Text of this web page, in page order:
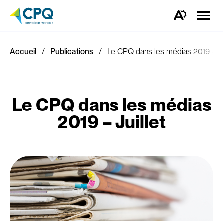
Ouvrez
d'accessibilité.
la
Accueil Publications Le CPQ dans les médias 2019 –
Le CPQ dans les médias
2019 – Juillet